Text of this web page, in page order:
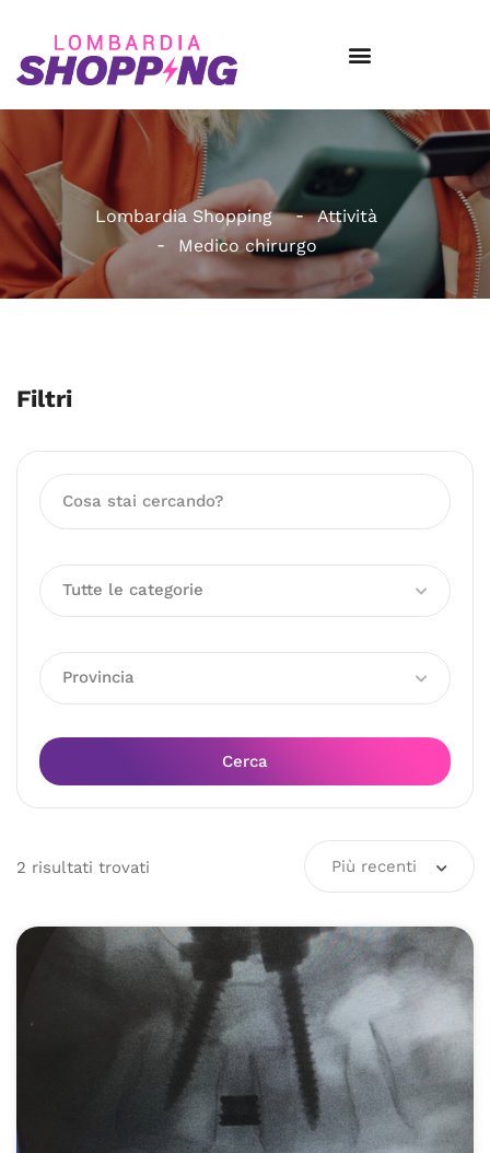
Lombardia Shopping
Attività
Medico chirurgo
Filtri
Tutte le categorie
Provincia
Cerca
2 risultati trovati Più recenti